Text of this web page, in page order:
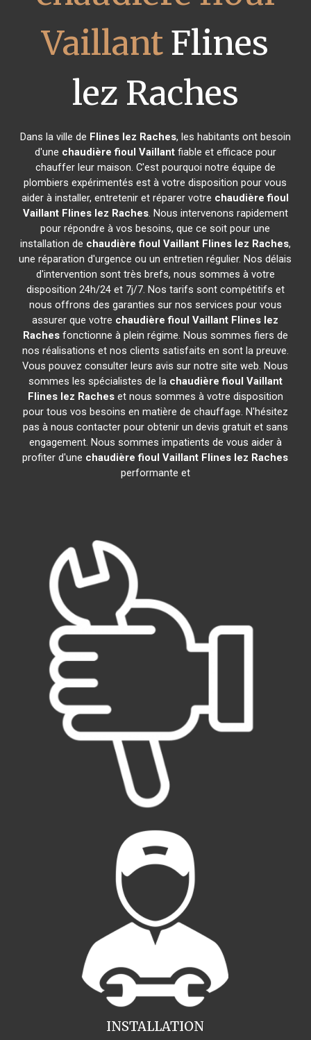
Vaillant Flines
lez Raches
Dans la ville de Flines lez Raches, les habitants ont besoin
d'une chaudière fioul Vaillantfiable et efficace pour
chauffer leur maison. C'est pourquoi notre équipe de
plombiers expérimentés est à votre disposition pour vous
aider à installer, entretenir et réparer votre chaudière fioul
Vaillant Flines lez Raches. Nous intervenons rapidement
pour répondre à vos besoins, que ce soit pour une
installation de chaudière fioul Vaillant Flines lez Raches,
une réparation d'urgence ou un entretien régulier. Nos délais
d'intervention sont très brefs, nous sommes à votre
disposition 24h/24 et 7j/7. Nos tarifs sont compétitifs et
nous offrons des garanties sur nos services pour vous
assurer que votre chaudière fioul Vaillant Flines lez
Rachesfonctionne à plein régime. Nous sommes fiers de
nos réalisations et nos clients satisfaits en sont la preuve.
Vous pouvez consulter leurs avis sur notre site web. Nous
sommes les spécialistes de la chaudière fioul Vaillant
Flines lez Racheset nous sommes à votre disposition
pour tous vos besoins en matière de chauffage. N'hésitez
pas à nous contacter pour obtenir un devis gratuit et sans
engagement. Nous sommes impatients de vous aider à
profiter d'une chaudière fioul Vaillant Flines lez Raches
performante et
INSTALLATION